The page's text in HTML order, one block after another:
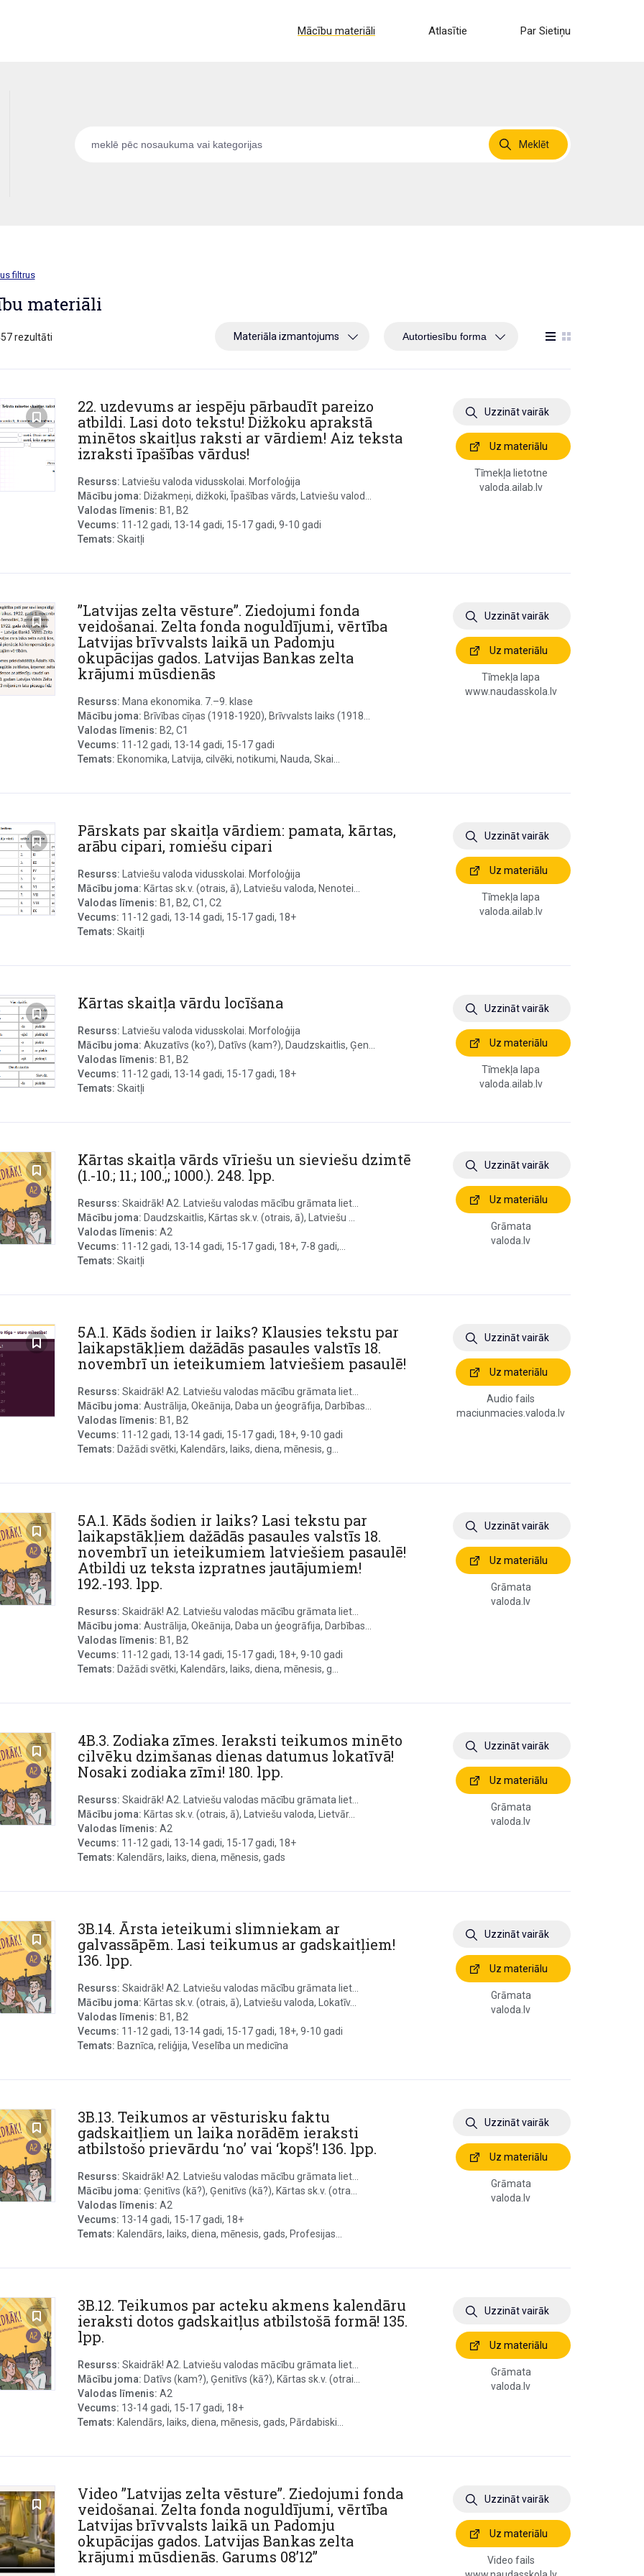
Mācību materiāli Atlasītie Par Sietiņu
Meklēt
filtrus
materiāli
rezultāti Materiāla izmantojums
22. uzdevums ar iespēju pārbaudīt pareizo
atbildi. Lasi doto tekstu! Dižkoku aprakstā
minētos skaitļus raksti ar vārdiem! Aiz teksta
izraksti īpašības vārdus!
Resurss: Latviešu valoda vidusskolai. Morfoloģija
Mācību joma: Dižakmeņi, dižkoki, Īpašības vārds, Latviešu valod...
Valodas līmenis: B1, B2
Vecums: 11-12 gadi, 13-14 gadi, 15-17 gadi, 9-10 gadi
Temats: Skaitļi
Uzzināt vairāk
Uz materiālu
Tīmekļa lietotne
valoda.ailab.lv
”Latvijas zelta vēsture”. Ziedojumi fonda
veidošanai. Zelta fonda noguldījumi, vērtība
Latvijas brīvvalsts laikā un Padomju
okupācijas gados. Latvijas Bankas zelta
krājumi mūsdienās
Resurss: Mana ekonomika. 7.–9. klase
Mācību joma: Brīvības cīņas (1918-1920), Brīvvalsts laiks (1918...
Valodas līmenis: B2, C1
Vecums: 11-12 gadi, 13-14 gadi, 15-17 gadi
Temats: Ekonomika, Latvija, cilvēki, notikumi, Nauda, Skai...
Uzzināt vairāk
Uz materiālu
Tīmekļa lapa
www.naudasskola.lv
Pārskats par skaitļa vārdiem: pamata, kārtas,
arābu cipari, romiešu cipari
Resurss: Latviešu valoda vidusskolai. Morfoloģija
Mācību joma: Kārtas sk.v. (otrais, ā), Latviešu valoda, Nenotei...
Valodas līmenis: B1, B2, C1, C2
Vecums: 11-12 gadi, 13-14 gadi, 15-17 gadi, 18+
Temats: Skaitļi
Uzzināt vairāk
Uz materiālu
Tīmekļa lapa
valoda.ailab.lv
Kārtas skaitļa vārdu locīšana
Resurss: Latviešu valoda vidusskolai. Morfoloģija
Mācību joma: Akuzatīvs (ko?), Datīvs (kam?), Daudzskaitlis, Ģen...
Valodas līmenis: B1, B2
Vecums: 11-12 gadi, 13-14 gadi, 15-17 gadi, 18+
Temats: Skaitļi
Uzzināt vairāk
Uz materiālu
Tīmekļa lapa
valoda.ailab.lv
Kārtas skaitļa vārds vīriešu un sieviešu dzimtē
(1.-10.; 11.; 100.,; 1000.). 248. lpp.
Resurss: Skaidrāk! A2. Latviešu valodas mācību grāmata liet...
Mācību joma: Daudzskaitlis, Kārtas sk.v. (otrais, ā), Latviešu ...
Valodas līmenis: A2
Vecums: 11-12 gadi, 13-14 gadi, 15-17 gadi, 18+, 7-8 gadi,...
Temats: Skaitļi
Uzzināt vairāk
Uz materiālu
Grāmata
valoda.lv
5A.1. Kāds šodien ir laiks? Klausies tekstu par
laikapstākļiem dažādās pasaules valstīs 18.
novembrī un ieteikumiem latviešiem pasaulē!
Resurss: Skaidrāk! A2. Latviešu valodas mācību grāmata liet...
Mācību joma: Austrālija, Okeānija, Daba un ģeogrāfija, Darbības...
Valodas līmenis: B1, B2
Vecums: 11-12 gadi, 13-14 gadi, 15-17 gadi, 18+, 9-10 gadi
Temats: Dažādi svētki, Kalendārs, laiks, diena, mēnesis, g...
Uzzināt vairāk
Uz materiālu
Audio fails
maciunmacies.valoda.lv
5A.1. Kāds šodien ir laiks? Lasi tekstu par
laikapstākļiem dažādās pasaules valstīs 18.
novembrī un ieteikumiem latviešiem pasaulē!
Atbildi uz teksta izpratnes jautājumiem!
192.-193. lpp.
Resurss: Skaidrāk! A2. Latviešu valodas mācību grāmata liet...
Mācību joma: Austrālija, Okeānija, Daba un ģeogrāfija, Darbības...
Valodas līmenis: B1, B2
Vecums: 11-12 gadi, 13-14 gadi, 15-17 gadi, 18+, 9-10 gadi
Temats: Dažādi svētki, Kalendārs, laiks, diena, mēnesis, g...
Uzzināt vairāk
Uz materiālu
Grāmata
valoda.lv
4B.3. Zodiaka zīmes. Ieraksti teikumos minēto
cilvēku dzimšanas dienas datumus lokatīvā!
Nosaki zodiaka zīmi! 180. lpp.
Resurss: Skaidrāk! A2. Latviešu valodas mācību grāmata liet...
Mācību joma: Kārtas sk.v. (otrais, ā), Latviešu valoda, Lietvār...
Valodas līmenis: A2
Vecums: 11-12 gadi, 13-14 gadi, 15-17 gadi, 18+
Temats: Kalendārs, laiks, diena, mēnesis, gads
Uzzināt vairāk
Uz materiālu
Grāmata
valoda.lv
3B.14. Ārsta ieteikumi slimniekam ar
galvassāpēm. Lasi teikumus ar gadskaitļiem!
136. lpp.
Resurss: Skaidrāk! A2. Latviešu valodas mācību grāmata liet...
Mācību joma: Kārtas sk.v. (otrais, ā), Latviešu valoda, Lokatīv...
Valodas līmenis: B1, B2
Vecums: 11-12 gadi, 13-14 gadi, 15-17 gadi, 18+, 9-10 gadi
Temats: Baznīca, reliģija, Veselība un medicīna
Uzzināt vairāk
Uz materiālu
Grāmata
valoda.lv
3B.13. Teikumos ar vēsturisku faktu
gadskaitļiem un laika norādēm ieraksti
atbilstošo prievārdu ‘no’ vai ‘kopš’! 136. lpp.
Resurss: Skaidrāk! A2. Latviešu valodas mācību grāmata liet...
Mācību joma: Ģenitīvs (kā?), Ģenitīvs (kā?), Kārtas sk.v. (otra...
Valodas līmenis: A2
Vecums: 13-14 gadi, 15-17 gadi, 18+
Temats: Kalendārs, laiks, diena, mēnesis, gads, Profesijas...
Uzzināt vairāk
Uz materiālu
Grāmata
valoda.lv
3B.12. Teikumos par acteku akmens kalendāru
ieraksti dotos gadskaitļus atbilstošā formā! 135.
lpp.
Resurss: Skaidrāk! A2. Latviešu valodas mācību grāmata liet...
Mācību joma: Datīvs (kam?), Ģenitīvs (kā?), Kārtas sk.v. (otrai...
Valodas līmenis: A2
Vecums: 13-14 gadi, 15-17 gadi, 18+
Temats: Kalendārs, laiks, diena, mēnesis, gads, Pārdabiski...
Uzzināt vairāk
Uz materiālu
Grāmata
valoda.lv
Video ”Latvijas zelta vēsture”. Ziedojumi fonda
veidošanai. Zelta fonda noguldījumi, vērtība
Latvijas brīvvalsts laikā un Padomju
okupācijas gados. Latvijas Bankas zelta
krājumi mūsdienās. Garums 08’12”
Uzzināt vairāk
Uz materiālu
Video fails